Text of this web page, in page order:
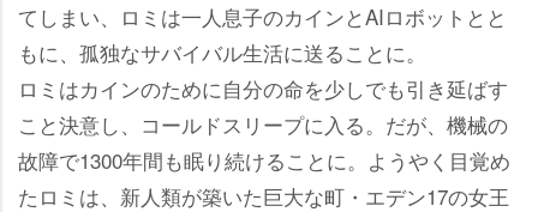
てしまい、ロミは一人息子のカインとAIロボットとと
もに、孤独なサバイバル生活に送ることに。
ロミはカインのために自分の命を少しでも引き延ばす
こと決意し、コールドスリープに入る。だが、機械の
故障で1300年間も眠り続けることに。ようやく目覚め
たロミは、新人類が築いた巨大な町・エデン17の女王